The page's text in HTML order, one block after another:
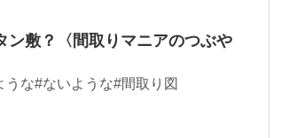
ン敷？〈間取りマニアのつぶや
な#ないような#間取り図